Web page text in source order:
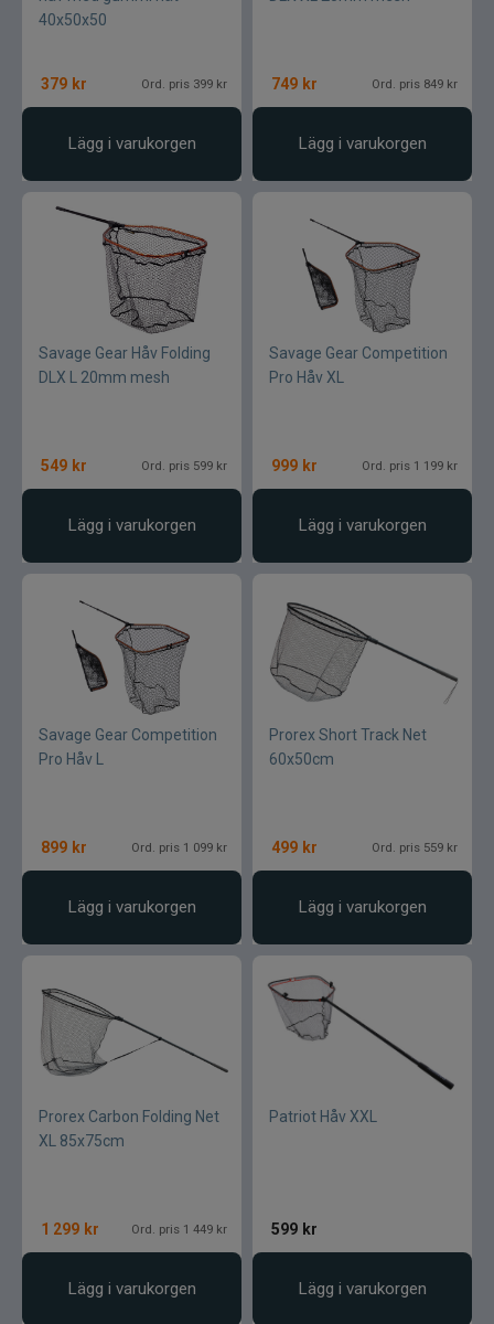
40x50x50
379 kr Ord. pris 399 kr
Lägg i varukorgen
749 kr Ord. pris 849 kr
Lägg i varukorgen
Savage Gear Håv Folding
DLX L 20mm mesh
549 kr Ord. pris 599 kr
Lägg i varukorgen
Savage Gear Competition
Pro Håv XL
999 kr Ord. pris 1 199 kr
Lägg i varukorgen
Savage Gear Competition
Pro Håv L
899 kr Ord. pris 1 099 kr
Lägg i varukorgen
Prorex Short Track Net
60x50cm
499 kr Ord. pris 559 kr
Lägg i varukorgen
Prorex Carbon Folding Net
XL 85x75cm
1 299 kr Ord. pris 1 449 kr
Lägg i varukorgen
Patriot Håv XXL
599 kr
Lägg i varukorgen